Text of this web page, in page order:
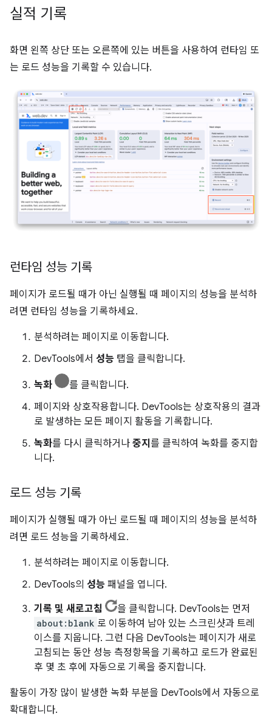
실적 기록
화면 왼쪽 상단 또는 오른쪽에 있는 버튼을 사용하여 런타임 또
는 로드 성능을 기록할 수 있습니다.
런타임 성능 기록
페이지가 로드될 때가 아닌 실행될 때 페이지의 성능을 분석하
려면 런타임 성능을 기록하세요.
분석하려는 페이지로 이동합니다.
DevTools에서 성능 탭을 클릭합니다.
녹화
를 클릭합니다.
페이지와 상호작용합니다. DevTools는 상호작용의 결과
로 발생하는 모든 페이지 활동을 기록합니다.
녹화를 다시 클릭하거나 중지 를 클릭하여 녹화를 중지합
니다.
로드 성능 기록
페이지가 실행될 때가 아닌 로드될 때 페이지의 성능을 분석하
려면 로드 성능을 기록하세요.
분석하려는 페이지로 이동합니다.
DevTools의 성능 패널을 엽니다.
기록 및 새로고침
을 클릭합니다. DevTools는 먼저
about:blank 로 이동하여 남아 있는 스크린샷과 트레
이스를 지웁니다. 그런 다음 DevTools는 페이지가 새로
고침되는 동안 성능 측정항목을 기록하고 로드가 완료된
후 몇 초 후에 자동으로 기록을 중지합니다.
활동이 가장 많이 발생한 녹화 부분을 DevTools에서 자동으로
확대합니다.